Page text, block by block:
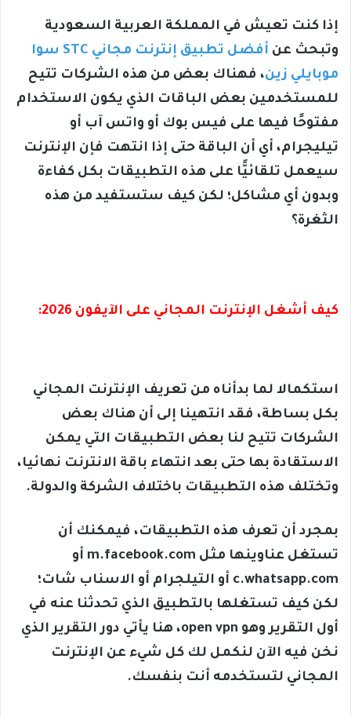
إذا كنت تعيش في المملكة العربية السعودية
وتبحث عن
أفضل تطبيق إنترنت مجاني STC سوا
موبايلي زين، فهناك بعض من هذه الشركات تتيح
للمستخدمين بعض الباقات الذي يكون الاستخدام
مفتوحًا فيها على فيس بوك أو واتس آب أو
تيليجرام، أي أن الباقة حتى إذا انتهت فإن الإنترنت
سيعمل تلقائيًّا على هذه التطبيقات بكل كفاءة
وبدون أي مشاكل؛ لكن كيف ستستفيد من هذه
الثغرة؟
كيف أشغل الإنترنت المجاني على الآيفون 2026:
استكمالا لما بدأناه من تعريف الإنترنت المجاني
بكل بساطة، فقد انتهينا إلى أن هناك بعض
الشركات تتيح لنا بعض التطبيقات التي يمكن
الاستقادة بها حتى بعد انتهاء باقة الانترنت نهائيا،
وتختلف هذه التطبيقات باختلاف الشركة والدولة.
بمجرد أن تعرف هذه التطبيقات، فيمكنك أن
تستغل عناوينها مثل m.facebook.com أو
c.whatsapp.com أو التيلجرام أو الاسناب شات؛
لكن كيف تستغلها بالتطبيق الذي تحدثنا عنه في
أول التقرير وهو open vpn، هنا يأتي دور التقرير الذي
نخن فيه الآن لنكمل لك كل شيء عن الإنترنت
المجاني لتستخدمه أنت بنفسك.